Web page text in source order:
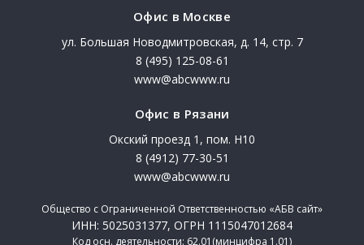
Офис в Москве
ул. Большая Новодмитровская, д. 14, стр. 7
8 (495) 125-08-61
www@abcwww.ru
Офис в Рязани
Окский проезд 1, пом. Н10
8 (4912) 77-30-51
www@abcwww.ru
Общество с Ограниченной Ответственностью «АБВ сайт»
ИНН: 5025031377, ОГРН 1115047012684
Код осн. деятельности: 62.01(минцифра 1.01)